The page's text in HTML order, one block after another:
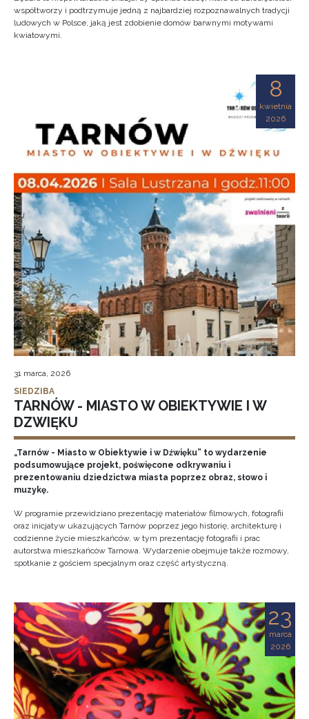
współtworzy i podtrzymuje jedną z najbardziej rozpoznawalnych tradycji
ludowych w Polsce, jaką jest zdobienie domów barwnymi motywami
kwiatowymi.
8
kwietnia
2026
31 marca, 2026
SIEDZIBA
TARNÓW - MIASTO W OBIEKTYWIE I W
DZWIĘKU
„Tarnów - Miasto w Obiektywie i w Dźwięku” to wydarzenie
podsumowujące projekt, poświęcone odkrywaniu i
prezentowaniu dziedzictwa miasta poprzez obraz, słowo i
muzykę.
W programie przewidziano prezentację materiałów filmowych, fotografii
oraz inicjatyw ukazujących Tarnów poprzez jego historię, architekturę i
codzienne życie mieszkańców, w tym prezentację fotografii i prac
autorstwa mieszkańców Tarnowa. Wydarzenie obejmuje także rozmowy,
spotkanie z gościem specjalnym oraz część artystyczną.
23
marca
2026